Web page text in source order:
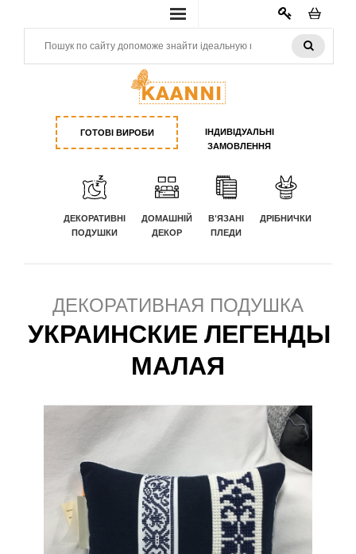
КАБИНЕТ
ГОТОВІ ВИРОБИ
ІНДИВІДУАЛЬНІ
ЗАМОВЛЕННЯ
ДЕКОРАТИВНІ
ПОДУШКИ
ДОМАШНІЙ
ДЕКОР
В'ЯЗАНІ
ПЛЕДИ
ДРІБНИЧКИ
ДЕКОРАТИВНАЯ ПОДУШКА
УКРАИНСКИЕ ЛЕГЕНДЫ
МАЛАЯ